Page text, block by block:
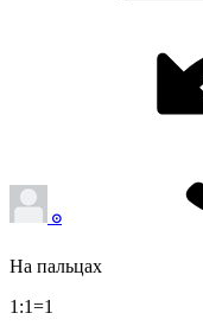
⊙‎‎
На пальцах
1:1=1